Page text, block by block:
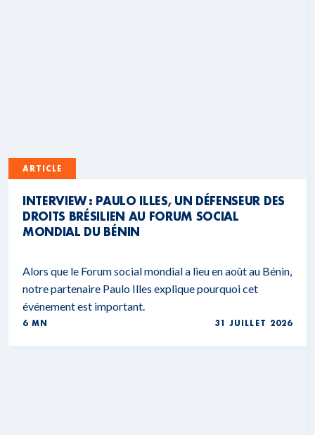
ARTICLE
INTERVIEW : PAULO ILLES, UN DÉFENSEUR DES
DROITS BRÉSILIEN AU FORUM SOCIAL
MONDIAL DU BÉNIN
Alors que le Forum social mondial a lieu en août au Bénin,
notre partenaire Paulo Illes explique pourquoi cet
événement est important.
6 MN 31 JUILLET 2026